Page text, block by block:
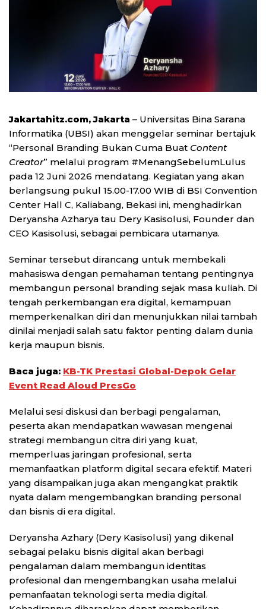
Jakartahitz.com, Jakarta – Universitas Bina Sarana
Informatika (UBSI) akan menggelar seminar bertajuk
“Personal Branding Bukan Cuma Buat Content
Creator” melalui program #MenangSebelumLulus
pada 12 Juni 2026 mendatang. Kegiatan yang akan
berlangsung pukul 15.00-17.00 WIB di BSI Convention
Center Hall C, Kaliabang, Bekasi ini, menghadirkan
Deryansha Azharya tau Dery Kasisolusi, Founder dan
CEO Kasisolusi, sebagai pembicara utamanya.
Seminar tersebut dirancang untuk membekali
mahasiswa dengan pemahaman tentang pentingnya
membangun personal branding sejak masa kuliah. Di
tengah perkembangan era digital, kemampuan
memperkenalkan diri dan menunjukkan nilai tambah
dinilai menjadi salah satu faktor penting dalam dunia
kerja maupun bisnis.
Baca juga: KB-TK Prestasi Global-Depok Gelar
Event Read Aloud PresGo
Melalui sesi diskusi dan berbagi pengalaman,
peserta akan mendapatkan wawasan mengenai
strategi membangun citra diri yang kuat,
memperluas jaringan profesional, serta
memanfaatkan platform digital secara efektif. Materi
yang disampaikan juga akan mengangkat praktik
nyata dalam mengembangkan branding personal
dan bisnis di era digital.
Deryansha Azhary (Dery Kasisolusi) yang dikenal
sebagai pelaku bisnis digital akan berbagi
pengalaman dalam membangun identitas
profesional dan mengembangkan usaha melalui
pemanfaatan teknologi serta media digital.